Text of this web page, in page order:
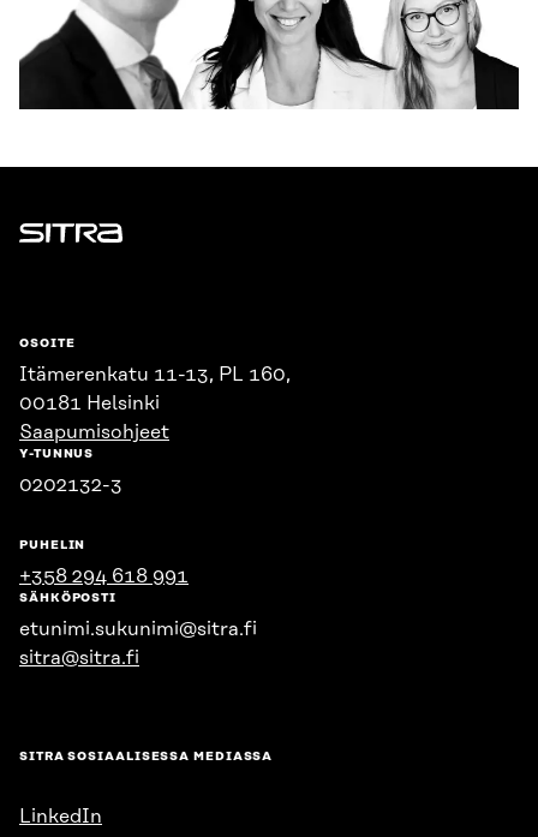
Sitra
OSOITE
Itämerenkatu 11-13, PL 160,
00181 Helsinki
Saapumisohjeet
Y-TUNNUS
0202132-3
PUHELIN
+358 294 618 991
SÄHKÖPOSTI
etunimi.sukunimi@sitra.fi
sitra@sitra.fi
SITRA SOSIAALISESSA MEDIASSA
LinkedIn